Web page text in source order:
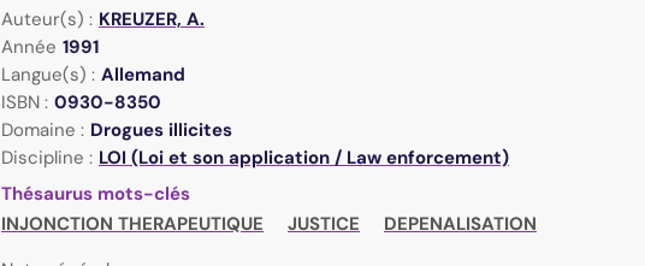
Auteur(s) : KREUZER, A.
Année 1991
Langue(s) : Allemand
ISBN : 0930-8350
Domaine : Drogues illicites
Discipline : LOI (Loi et son application / Law enforcement)
Thésaurus mots-clés
INJONCTION THERAPEUTIQUE
JUSTICE
DEPENALISATION